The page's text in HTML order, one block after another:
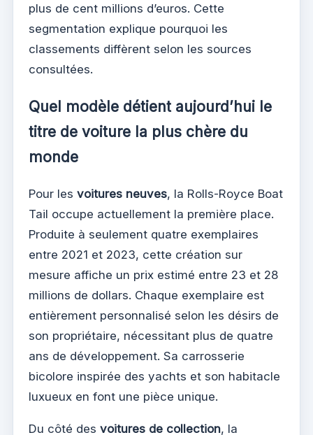
plus de cent millions d’euros. Cette
segmentation explique pourquoi les
classements diffèrent selon les sources
consultées.
Quel modèle détient aujourd’hui le
titre de voiture la plus chère du
monde
Pour les voitures neuves, la Rolls-Royce Boat
Tail occupe actuellement la première place.
Produite à seulement quatre exemplaires
entre 2021 et 2023, cette création sur
mesure affiche un prix estimé entre 23 et 28
millions de dollars. Chaque exemplaire est
entièrement personnalisé selon les désirs de
son propriétaire, nécessitant plus de quatre
ans de développement. Sa carrosserie
bicolore inspirée des yachts et son habitacle
luxueux en font une pièce unique.
Du côté des voitures de collection, la